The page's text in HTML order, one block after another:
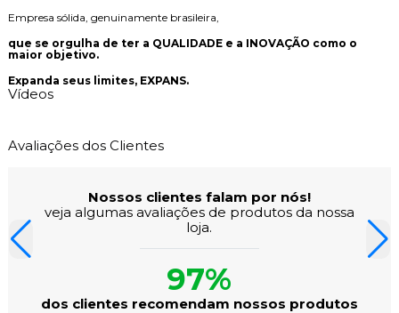
Empresa sólida, genuinamente brasileira,
que se orgulha de ter a QUALIDADEe a INOVAÇÃO como o
maior objetivo.
Expanda seus limites, EXPANS.
Vídeos
Avaliações dos Clientes
Nossos clientes falam por nós!
veja algumas avaliações de produtos da nossa
loja.
97%
dos clientes recomendam nossos produtos